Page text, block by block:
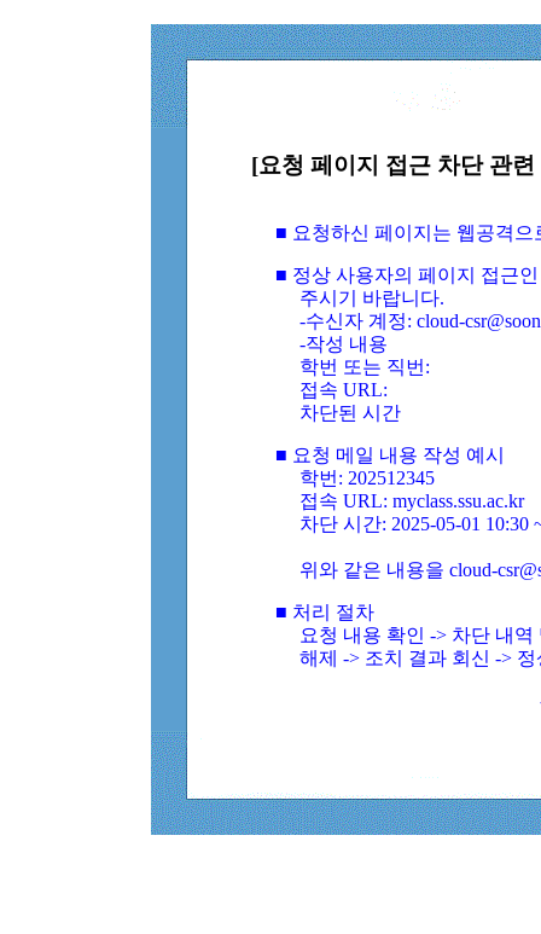
[요청 페이지 접근 차단 관
■ 요청하신 페이지는 웹공격
■ 정상 사용자의 페이지 접근
주시기 바랍니다.
-수신자 계정: cloud-
-작성 내용
학번 또는 직번:
접속 URL:
차단된 시간
■ 요청 메일 내용 작성 예시
학번: 202512345
접속 URL: myclass.ssu.ac.kr
차단 시간: 2025-05-01 10:30
위와 같은 내용을 cloud-
■ 처리 절차
요청 내용 확인 -> 차단 내
해제 -> 조치 결과 회신 ->